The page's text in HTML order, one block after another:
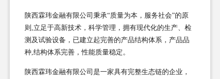
陕西霖玮金融有限公司秉承“质量为本，服务社会”的原
则,立足于高新技术，科学管理，拥有现代化的生产、检
测及试验设备，已建立起完善的产品结构体系，产品品
种,结构体系完善，性能质量稳定。
陕西霖玮金融有限公司是一家具有完整生态链的企业，